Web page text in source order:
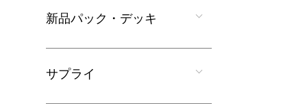
新品パック・デッキ
サプライ